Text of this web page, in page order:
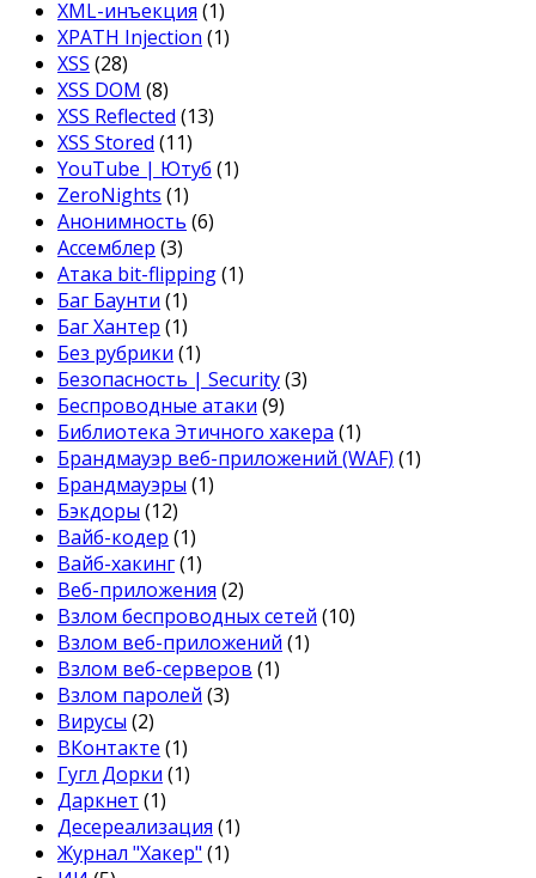
XML-инъекция (1)
XPATH Injection (1)
XSS (28)
XSS DOM (8)
XSS Reflected (13)
XSS Stored (11)
YouTube | Ютуб (1)
ZeroNights (1)
Анонимность (6)
Ассемблер (3)
Атака bit-flipping(1)
Баг Баунти (1)
Баг Хантер (1)
Без рубрики (1)
Безопасность | Security(3)
Беспроводные атаки (9)
Библиотека Этичного хакера (1)
Брандмауэр веб-приложений (WAF) (1)
Брандмауэры (1)
Бэкдоры (12)
Вайб-кодер (1)
Вайб-хакинг(1)
Веб-приложения (2)
Взлом беспроводных сетей (10)
Взлом веб-приложений (1)
Взлом веб-серверов (1)
Взлом паролей (3)
Вирусы (2)
ВКонтакте (1)
Гугл Дорки (1)
Даркнет (1)
Десереализация (1)
Журнал "Хакер" (1)